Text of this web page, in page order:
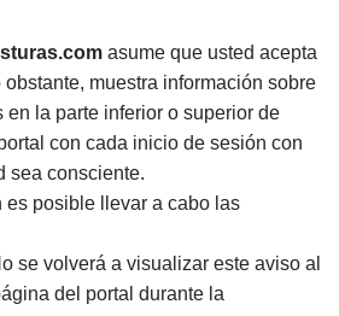
asume que usted acepta
muestra información sobre
la parte inferior o superior de
con cada inicio de sesión con
sea consciente.
es posible llevar a cabo las
se volverá a visualizar este aviso al
del portal durante la